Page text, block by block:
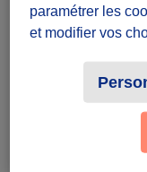
La Celle-
Badges à
paramétrer les
et modifier vos